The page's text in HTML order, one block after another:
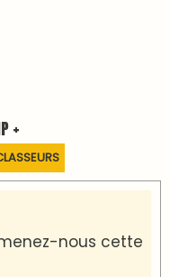
+
nous cette